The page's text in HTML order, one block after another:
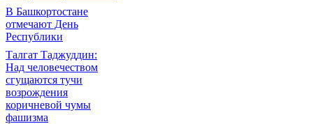
В Башкортостане
отмечают День
Республики
Талгат Таджуддин:
Над человечеством
сгущаются тучи
возрождения
коричневой чумы
фашизма